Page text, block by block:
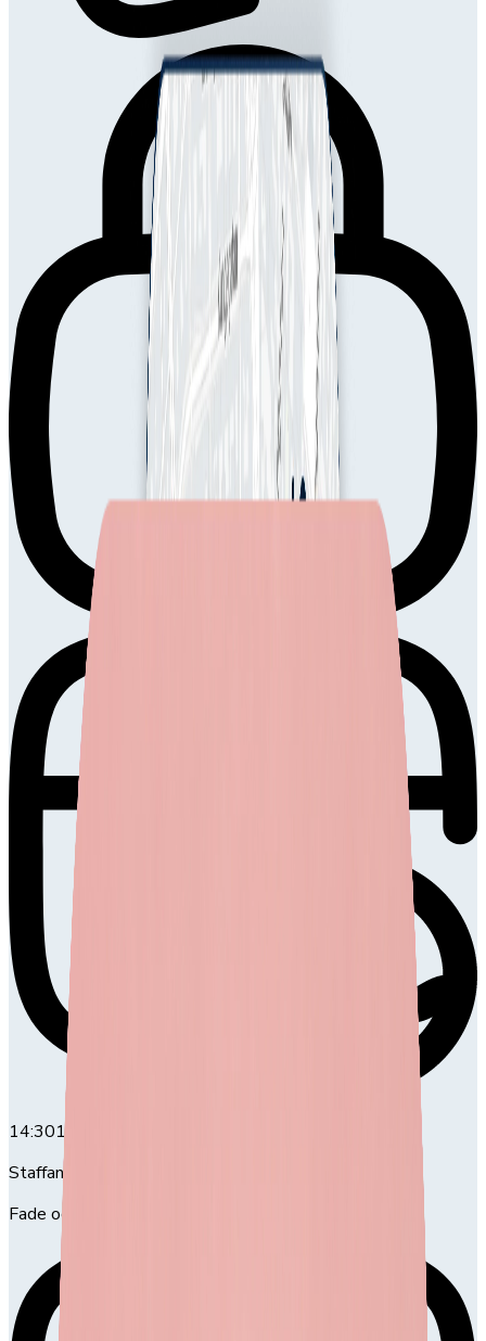
14:3014:30-16:00
Staffan Pretty
Fade och blondering